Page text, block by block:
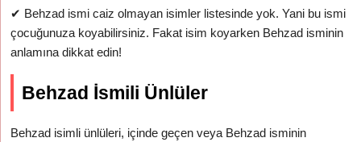
✔ Behzad ismi caiz olmayan isimler listesinde yok. Yani bu ismi
çocuğunuza koyabilirsiniz. Fakat isim koyarken Behzad isminin
anlamına dikkat edin!
Behzad İsmili Ünlüler
Behzad isimli ünlüleri, içinde geçen veya Behzad isminin